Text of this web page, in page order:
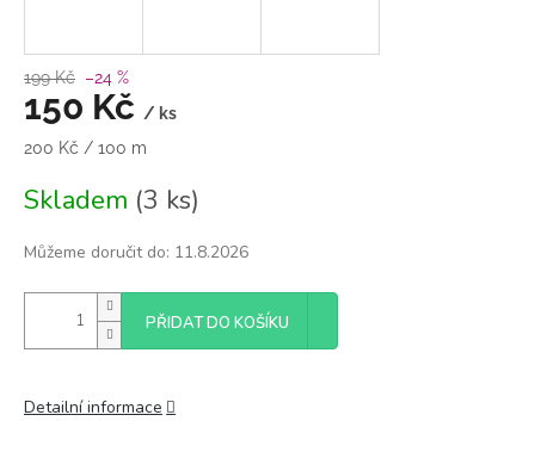
199 Kč –24 %
150 Kč / ks
Měrná
200 Kč / 100 m
Skladem (3 ks)
Můžeme doručit do: 11.8.2026
PŘIDAT DO KOŠÍKU
Detailní informace